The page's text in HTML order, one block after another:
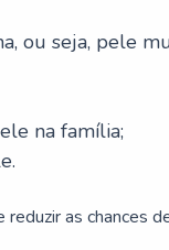
ou seja, pele
na família;
as chances